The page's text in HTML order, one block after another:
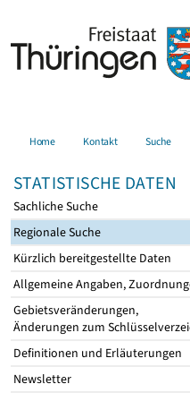
Home Kontakt Suche
STATISTISCHE DATEN
Sachliche Suche
Regionale Suche
Kürzlich bereitgestellte Daten
Allgemeine Angaben,
Gebietsveränderungen,
Änderungen zum
Definitionen und Erläuterungen
Newsletter